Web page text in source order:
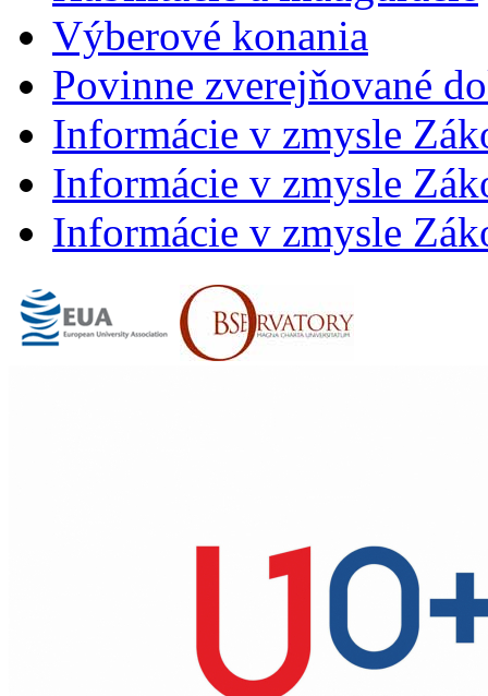
Výberové konania
Povinne zverejňované
Informácie v zmysle
Informácie v zmysle
Informácie v zmysle